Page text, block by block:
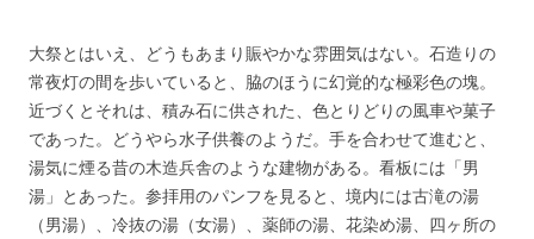
大祭とはいえ、どうもあまり賑やかな雰囲気はない。石造りの
常夜灯の間を歩いていると、脇のほうに幻覚的な極彩色の塊。
近づくとそれは、積み石に供された、色とりどりの風車や菓子
であった。どうやら水子供養のようだ。手を合わせて進むと、
湯気に煙る昔の木造兵舎のような建物がある。看板には「男
湯」とあった。参拝用のパンフを見ると、境内には古滝の湯
（男湯）、冷抜の湯（女湯）、薬師の湯、花染め湯、四ヶ所の